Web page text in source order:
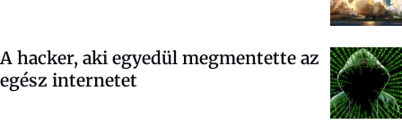
A hacker, aki egyedül megmentette az
egész internetet